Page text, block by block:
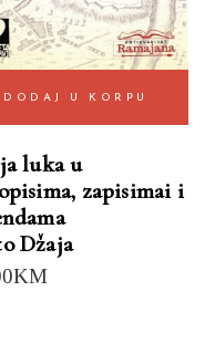
DODAJ U KORPU
luka u
zapisimai i
Džaja
KM